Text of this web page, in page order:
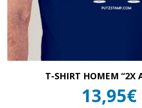
T-SHIRT HOMEM “2X
13,95€